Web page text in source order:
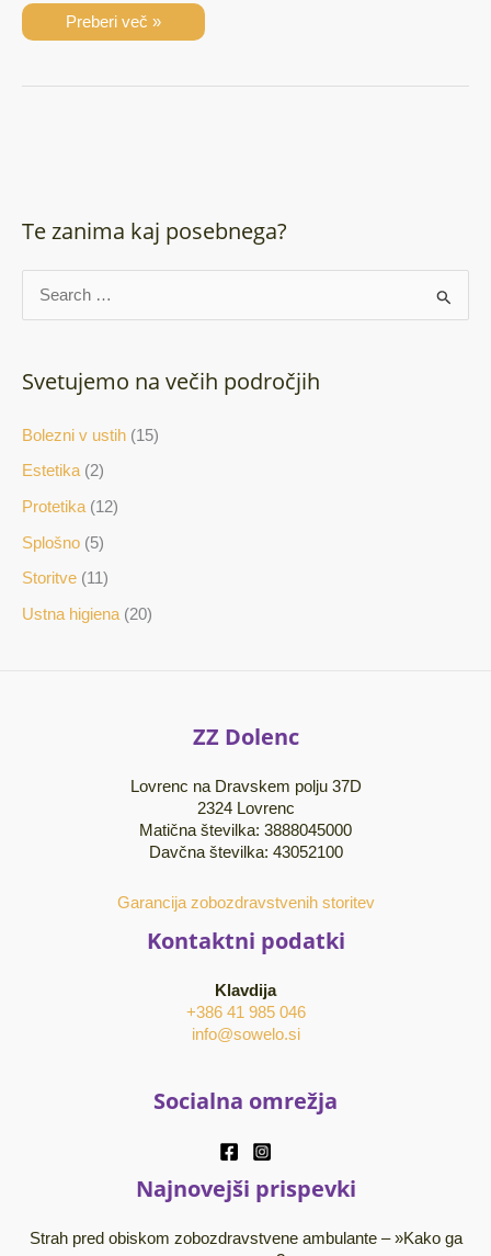
Preberi več »
Te zanima kaj posebnega?
c
:
Svetujemo na večih področjih
Bolezni v ustih (15)
Estetika(2)
Protetika (12)
Splošno (5)
Storitve (11)
Ustna higiena (20)
ZZ Dolenc
Lovrenc na Dravskem polju 37D
2324 Lovrenc
Matična številka: 3888045000
Davčna številka: 43052100
Garancija zobozdravstvenih storitev
Kontaktni podatki
Klavdija
‭+386 41 985 046‬
info@sowelo.si
Socialna omrežja
Najnovejši prispevki
Strah pred obiskom zobozdravstvene ambulante – »Kako ga